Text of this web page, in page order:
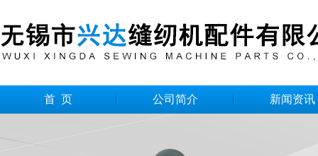
首 页 公司简介 新闻资讯